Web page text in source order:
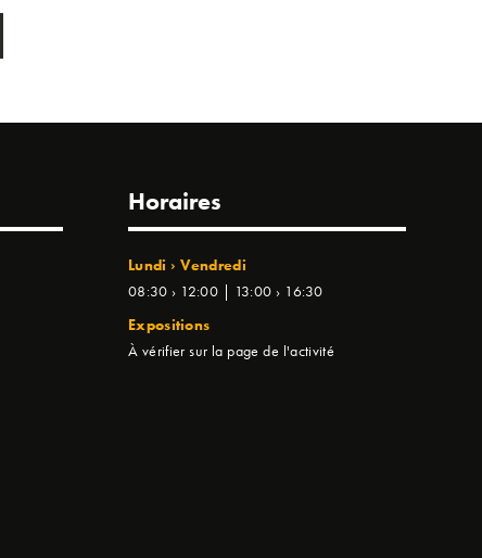
Horaires
Lundi › Vendredi
08:30 › 12:00 | 13:00 › 16:30
Expositions
À vérifier sur la page de l'activité